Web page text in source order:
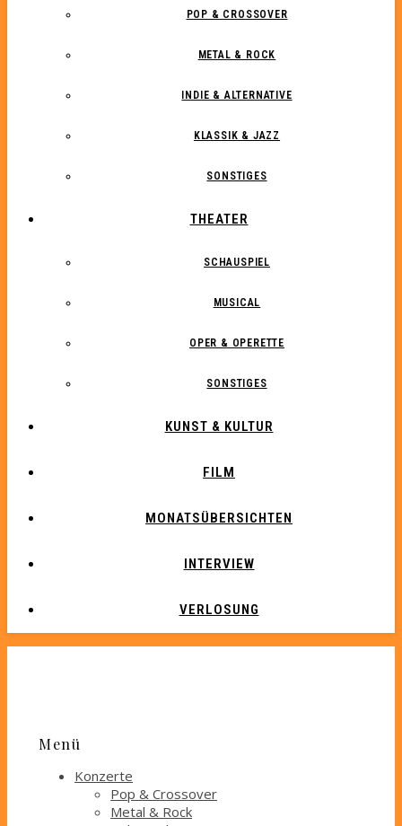
POP & CROSSOVER
METAL & ROCK
INDIE & ALTERNATIVE
KLASSIK & JAZZ
SONSTIGES
THEATER
SCHAUSPIEL
MUSICAL
OPER & OPERETTE
SONSTIGES
KUNST & KULTUR
FILM
MONATSÜBERSICHTEN
INTERVIEW
VERLOSUNG
Menü
Konzerte
Pop & Crossover
Metal & Rock